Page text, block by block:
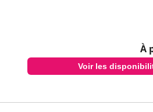
À
Voir les